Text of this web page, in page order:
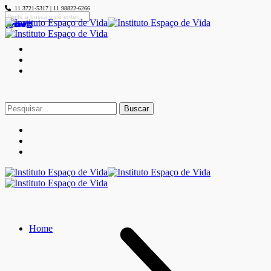
11 3721-5317 | 11 98822-6266
Buscar
por:
Home